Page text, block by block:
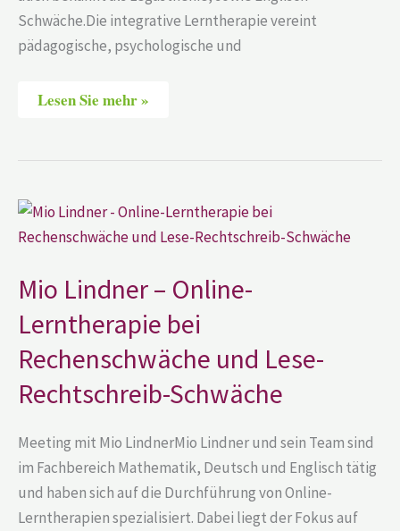
Schwäche.Die integrative Lerntherapie vereint
pädagogische, psychologische und
Lesen Sie mehr »
Mio Lindner – Online-
Lerntherapie bei
Rechenschwäche und Lese-
Rechtschreib-Schwäche
Meeting mit Mio LindnerMio Lindner und sein Team sind
im Fachbereich Mathematik, Deutsch und Englisch tätig
und haben sich auf die Durchführung von Online-
Lerntherapien spezialisiert. Dabei liegt der Fokus auf
Mio
Lindner
–
bei
Rechenschwäche
Lese-
Schwäche